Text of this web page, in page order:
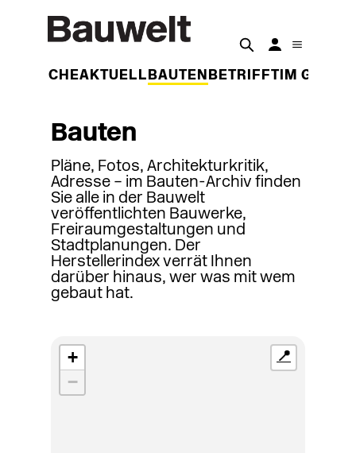
WOCHEAKTUELL BAUTEN BETRIFFT IM
Bauten
Pläne, Fotos, Architekturkritik,
Adresse – im Bauten-Archiv finden
Sie alle in der Bauwelt
veröffentlichten Bauwerke,
Freiraumgestaltungen und
Stadtplanungen. Der
Herstellerindex verrät Ihnen
darüber hinaus, wer was mit wem
gebaut hat.
+
−
📍